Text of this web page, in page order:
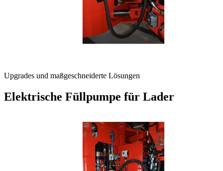
Upgrades und maßgeschneiderte Lösungen
Elektrische Füllpumpe für Lader